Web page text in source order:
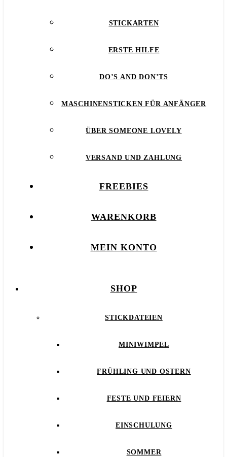
STICKARTEN
ERSTE HILFE
DO’S AND DON’TS
MASCHINENSTICKEN FÜR ANFÄNGER
ÜBER SOMEONE LOVELY
VERSAND UND ZAHLUNG
FREEBIES
WARENKORB
MEIN KONTO
SHOP
STICKDATEIEN
MINIWIMPEL
FRÜHLING UND OSTERN
FESTE UND FEIERN
EINSCHULUNG
SOMMER